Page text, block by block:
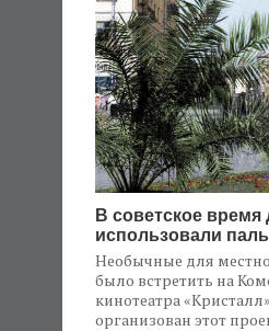
В советское
использовали
Необычные для
было встретить на
кинотеатра
организован этот